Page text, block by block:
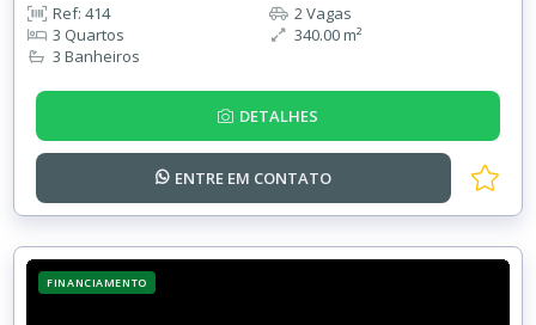
Ref: 414
3 Quartos
3 Banheiros
2 Vagas
340.00 m²
DETALHES
ENTRE EM CONTATO
FINANCIAMENTO